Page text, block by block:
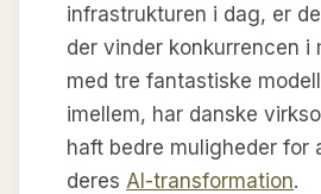
infrastrukturen i dag, er
der vinder konkurrencen i
med tre fantastiske
imellem, har danske
haft bedre muligheder for
deres AI-transformation.